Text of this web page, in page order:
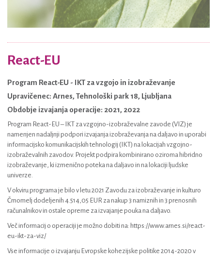
React-EU
Program React-EU - IKT za vzgojo in izobraževanje
Upravičenec: Arnes, Tehnološki park 18, Ljubljana
Obdobje izvajanja operacije: 2021, 2022
Program React-EU – IKT za vzgojno-izobraževalne zavode (VIZ) je
namenjen nadaljnji podpori izvajanja izobraževanja na daljavo in uporabi
informacijsko komunikacijskih tehnologij (IKT) na lokacijah vzgojno-
izobraževalnih zavodov. Projekt podpira kombinirano oziroma hibridno
izobraževanje, ki izmenično poteka na daljavo in na lokaciji ljudske
univerze.
V okviru programa je bilo v letu 2021 Zavodu za izobraževanje in kulturo
Črnomelj dodeljenih 4.514,05 EUR za nakup 3 namiznih in 3 prenosnih
računalnikov in ostale opreme za izvajanje pouka na daljavo.
Več informacij o operaciji je možno dobiti na: https://www.arnes.si/react-
eu-ikt-za-viz/
Vse informacije o izvajanju Evropske kohezijske politike 2014-2020 v